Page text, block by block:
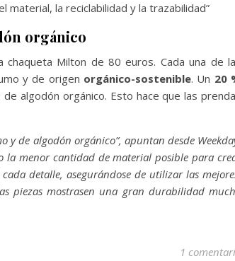
material, la reciclabilidad y la trazabilidad”
orgánico
Milton de 80 euros. Cada una de
y de origen orgánico-sostenible. Un 20
de algodón orgánico. Esto hace que las
y de algodón orgánico”, apuntan desde
la menor cantidad de material posible para
detalle, asegurándose de utilizar las
piezas mostrasen una gran durabilidad
1